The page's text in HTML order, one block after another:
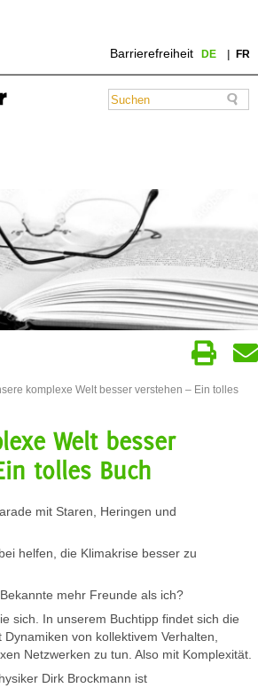
Barrierefreiheit DE FR
komplexe Welt besser verstehen – Ein tolles
Welt besser
tolles Buch
mit Staren, Heringen und
helfen, die Klimakrise besser zu
mehr Freunde als ich?
sich. In unserem Buchtipp findet sich die
von kollektivem Verhalten,
Netzwerken zu tun. Also mit Komplexität.
Dirk Brockmann ist